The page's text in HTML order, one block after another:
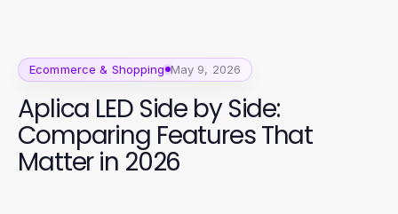
Ecommerce & Shopping May 9, 2026
Aplica LED Side by Side:
Comparing Features That
Matter in 2026